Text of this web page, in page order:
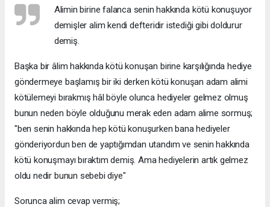
Alimin birine falanca senin hakkında kötü konuşuyor
demişler alim kendi defteridir istediği gibi doldurur
demiş.
Başka bir âlim hakkında kötü konuşan birine karşılığında hediye
göndermeye başlamış bir iki derken kötü konuşan adam alimi
kötülemeyi bırakmış hâl böyle olunca hediyeler gelmez olmuş
bunun neden böyle olduğunu merak eden adam alime sormuş;
"ben senin hakkında hep kötü konuşurken bana hediyeler
gönderiyordun ben de yaptığımdan utandım ve senin hakkında
kötü konuşmayı bıraktım demiş. Ama hediyelerin artık gelmez
oldu nedir bunun sebebi diye"
Sorunca alim cevap vermiş;